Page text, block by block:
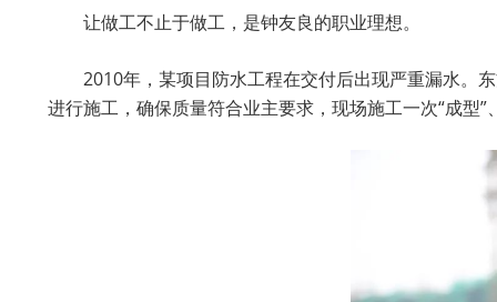
让做工不止于做工，是钟友良的职业理想。
2010年，某项目防水工程在交付后出现严重漏水。
进行施工，确保质量符合业主要求，现场施工一次“成型